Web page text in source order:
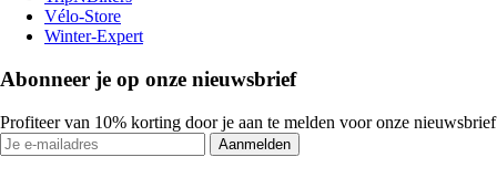
Vélo-Store
Winter-Expert
Abonneer je op onze nieuwsbrief
Profiteer van 10% korting door je aan te melden voor onze nieuwsbrief
Aanmelden